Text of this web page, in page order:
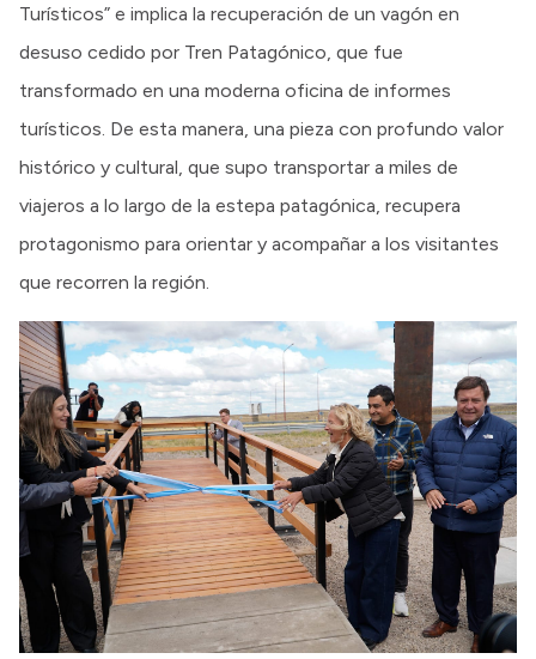
Turísticos” e implica la recuperación de un vagón en
desuso cedido por Tren Patagónico, que fue
transformado en una moderna oficina de informes
turísticos. De esta manera, una pieza con profundo valor
histórico y cultural, que supo transportar a miles de
viajeros a lo largo de la estepa patagónica, recupera
protagonismo para orientar y acompañar a los visitantes
que recorren la región.